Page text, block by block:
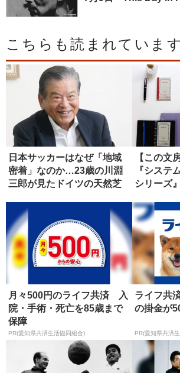
こちらも読まれています
日本サッカーはなぜ「地域
密着」なのか…23歳の川淵
三郎が見たドイツの天然芝
【この文
『システ
シリーズ
月々500円のライフ共済 入
院・手術・死亡を85歳まで
保障
PR(愛知県共済生活協同組合)
ライフ共
の掛金が
PR(愛知県共済